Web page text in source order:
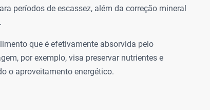
períodos de escassez, além da correção mineral
que é efetivamente absorvida pelo
por exemplo, visa preservar nutrientes e
o aproveitamento energético.